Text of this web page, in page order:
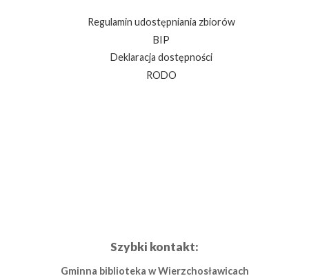
Regulamin udostępniania zbiorów
BIP
Deklaracja dostępności
RODO
Szybki kontakt:
Gminna biblioteka w Wierzchosławicach